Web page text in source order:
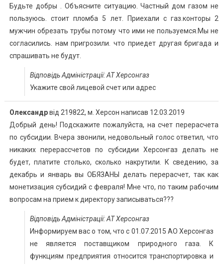
Будьте добры . Объясните ситуацию. Частный дом газом не
пользуюсь. стоит пломба 5 лет. Приехали с газ.конторы 2
мужчин обрезать трубы потому что ими не пользуемся.Мы не
согласились. нам пригрозили. что приедет другая бригада и
спрашивать не будут.
Відповідь Адміністрації: АТ Херсонгаз
Укажите свой лицевой счет или адрес
Олександрвід 219822, м. Херсон написав 12.03.2019
Добрый день! Подскажите пожалуйста, на счет перерасчета
по субсидии. Вчера звонили, недовольный голос ответил, что
никаких перерассчетов по субсидии Херсонгаз делать не
будет, платите столько, сколько накрутили. К сведению, за
декабрь и январь вы ОБЯЗАНЫ делать перерасчет, так как
монетизация субсидий с февраля! Мне что, по таким рабочим
вопросам на прием к директору записываться???
Відповідь Адміністрації: АТ Херсонгаз
Информируем вас о том, что с 01.07.2015 АО Херсонгаз
не является поставщиком природного газа. К
функциям предприятия относится транспортировка и